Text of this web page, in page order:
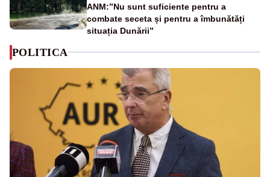
ANM:”Nu sunt suficiente pentru a
combate seceta și pentru a îmbunătăți
situația Dunării”
POLITICA